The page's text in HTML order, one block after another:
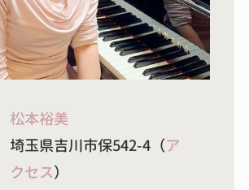
松本裕美
埼玉県吉川市保542-4（ア
クセス）